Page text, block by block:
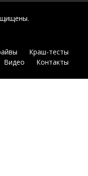
Краш-тесты
Видео
Контакты